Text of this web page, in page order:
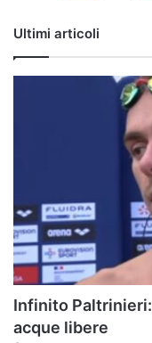
Ultimi articoli
Infinito
acque libere